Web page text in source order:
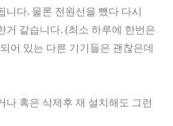
니다. 물론 전원선을 뺐다 다시
거 같습니다. (최소 하루에 한번은
어 있는 다른 기기들은 괜찮은데
나 혹은 삭제후 재 설치해도 그런